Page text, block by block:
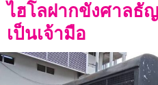
ไฮโลฝากขังศาลธั
เป็นเจ้ามือ